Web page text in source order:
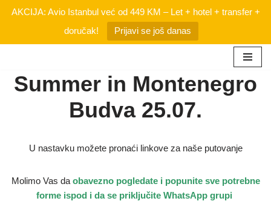
AKCIJA: Avio Istanbul već od 449 KM – Let + hotel + transfer +
doručak!
Prijavi se još danas
Skip
toSummer in Montenegro
Budva 25.07.
U nastavku možete pronaći linkove za naše putovanje
Molimo Vas da obavezno pogledate i popunite sve potrebne
forme ispod i da se priključite WhatsApp grupi